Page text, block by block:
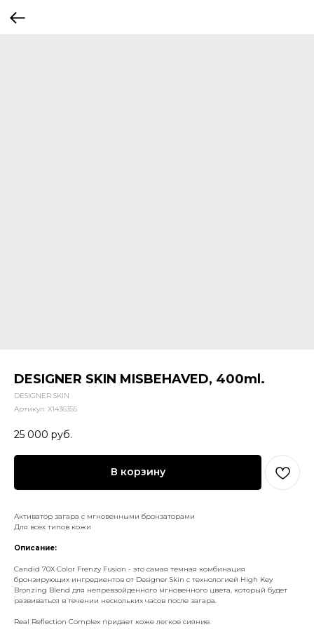
DESIGNER SKIN MISBEHAVED, 400ml.
DESIGNER SKIN
Артикул: X1436355
25 000 руб.
В корзину
Активатор загара с мгновенными бронзаторами
Для всех типов кожи
Описание:
Candid 70X Color Frenzy Fusion - это самая темная комбинация
бронзирующих ингредиентов от Designer Skin с технологией High Key
Bronzing Blend для непревзойденного мгновенного цвета, который будет
развиваться в течении нескольких часов после загара.
Real Reflection Complex придает коже легкое сияние.